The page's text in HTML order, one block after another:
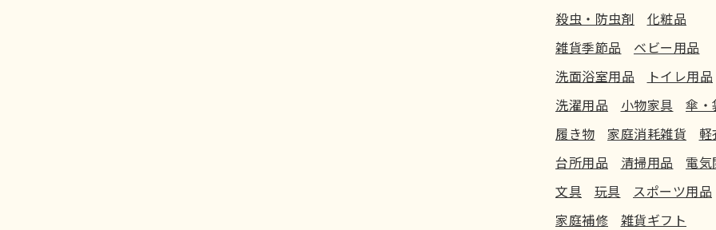
殺虫・防虫剤
化粧品
雑貨季節品
ベビー用品
洗面浴室用品
トイレ用品
洗濯用品
小物家具
傘・
履き物
家庭消耗雑貨
軽
台所用品
清掃用品
電気
文具
玩具
スポーツ用品
家庭補修
雑貨ギフト